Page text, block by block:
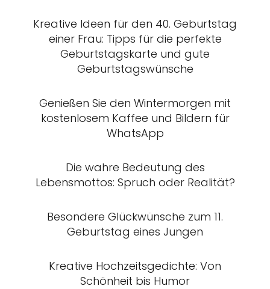
Kreative Ideen für den 40. Geburtstag
einer Frau: Tipps für die perfekte
Geburtstagskarte und gute
Geburtstagswünsche
Genießen Sie den Wintermorgen mit
kostenlosem Kaffee und Bildern für
WhatsApp
Die wahre Bedeutung des
Lebensmottos: Spruch oder Realität?
Besondere Glückwünsche zum 11.
Geburtstag eines Jungen
Kreative Hochzeitsgedichte: Von
Schönheit bis Humor